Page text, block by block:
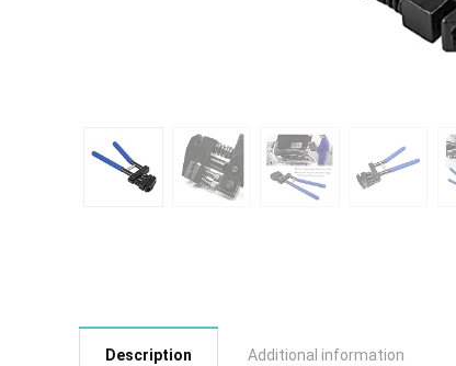
Description Additional information